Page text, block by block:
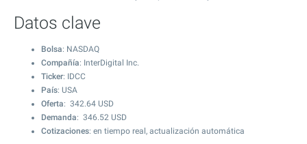
Datos clave
Bolsa: NASDAQ
Compañía: InterDigital Inc.
Ticker: IDCC
País: USA
Oferta: 342.64 USD
Demanda: 346.52 USD
Cotizaciones: en tiempo real, actualización automática